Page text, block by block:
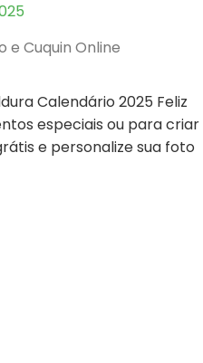
e Cuquin Online
Calendário 2025 Feliz
especiais ou para criar
e personalize sua foto